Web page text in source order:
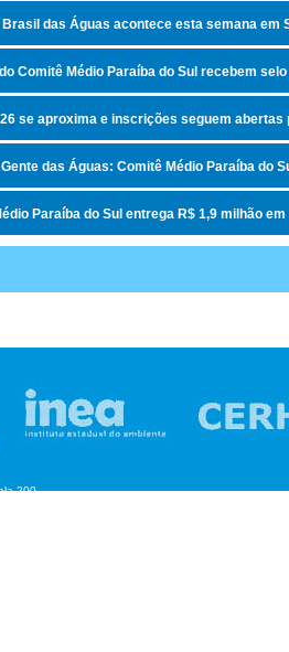
Brasil das Águas acontece esta semana em
Comitê Médio Paraíba do Sul recebem
se aproxima e inscrições seguem
das Águas: Comitê Médio Paraíba do
Paraíba do Sul entrega R$ 1,9 milhão
200